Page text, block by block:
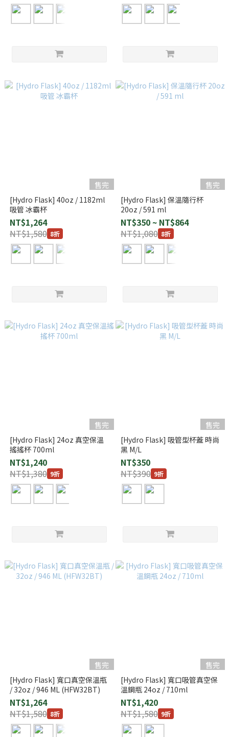
售完
[Hydro Flask] 40oz / 1182ml
吸管 冰霸杯
NT$1,264
NT$1,580 8折
售完
[Hydro Flask] 保溫隨行杯
20oz / 591 ml
NT$350 ~ NT$864
NT$1,080 8折
售完
[Hydro Flask] 24oz 真空保溫
搖搖杯 700ml
NT$1,240
NT$1,380 9折
售完
[Hydro Flask] 吸管型杯蓋 時尚
黑 M/L
NT$350
NT$390 9折
售完
[Hydro Flask] 寬口真空保溫瓶
/ 32oz / 946 ML (HFW32BT)
NT$1,264
NT$1,580 8折
售完
[Hydro Flask] 寬口吸管真空保
溫鋼瓶 24oz / 710ml
NT$1,420
NT$1,580 9折